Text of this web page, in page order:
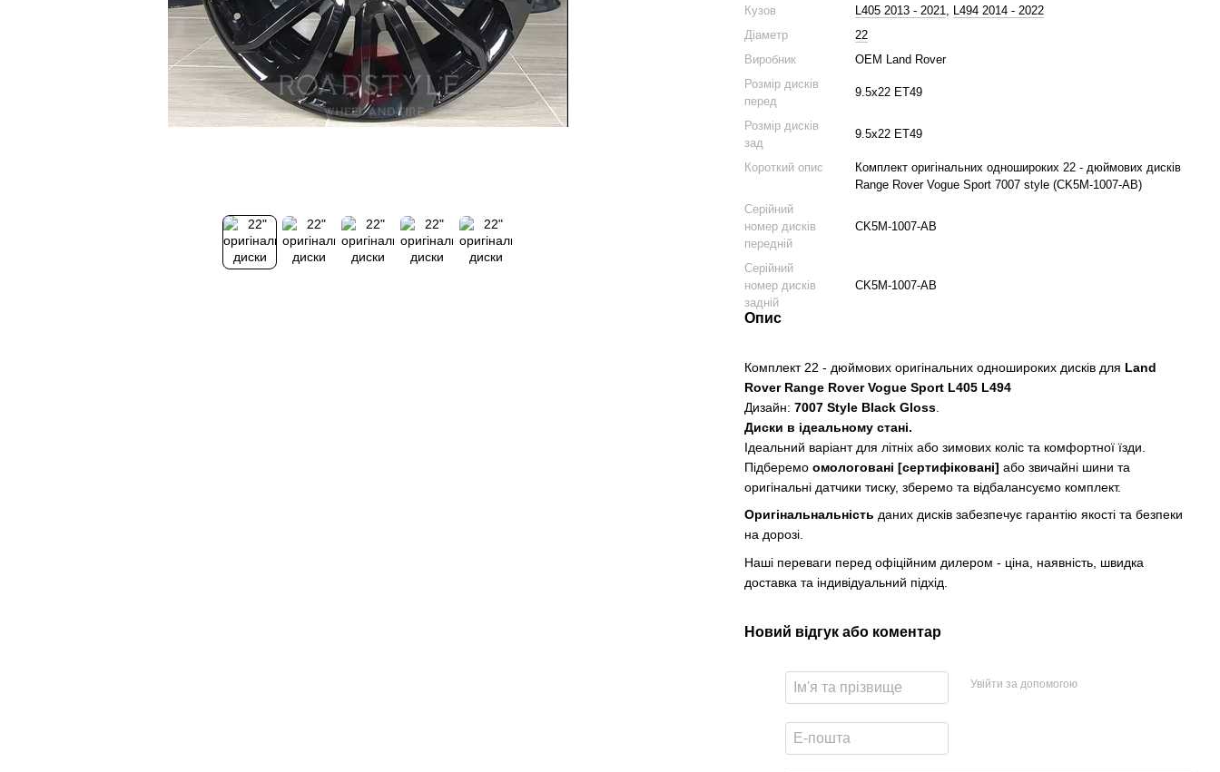
Кузов
L405 2013 - 2021, L494 2014 - 2022
Діаметр
22
Виробник
OEM Land Rover
Розмір дисків
перед
9.5x22 ET49
Розмір дисків
зад
9.5x22 ET49
Короткий опис
Комплект оригінальних одношироких 22 - дюймових дисків
Range Rover Vogue Sport 7007 style (CK5M-1007-AB)
Серійний
номер дисків
передній
CK5M-1007-AB
Серійний
номер дисків
задній
CK5M-1007-AB
Опис
Комплект 22 - дюймових оригінальних одношироких дисків для Land
Rover Range Rover Vogue Sport L405 L494
Дизайн:7007 Style Black Gloss
Диски в ідеальному стані.
Ідеальний варіант для літніх або зимових коліс та комфортної їзди.
Підберемоомологовані [сертифіковані] або звичайні шини та
оригінальні датчики тиску, зберемо та відбалансуємо комплект.
Оригінальнальністьданих дисків забезпечує гарантію якості та безпеки
на дорозі.
Наші переваги перед офіційним дилером - ціна, наявність, швидка
доставка та індивідуальний підхід.
Новий відгук або коментар
Увійти за допомогою